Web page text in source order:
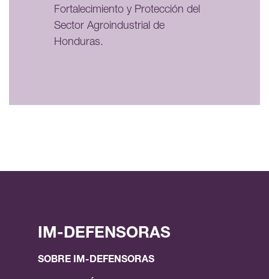
Fortalecimiento y Protección del
Sector Agroindustrial de
Honduras.
IM-DEFENSORAS
SOBRE IM-DEFENSORAS